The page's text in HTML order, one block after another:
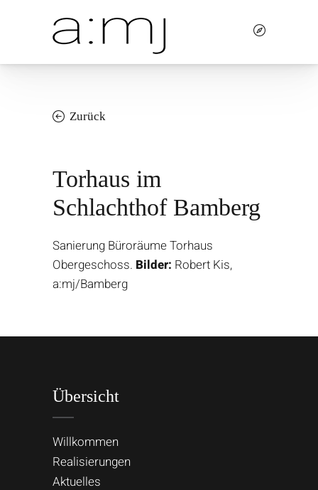
Zurück
Torhaus im
Schlachthof Bamberg
Sanierung Büroräume Torhaus
Obergeschoss. Bilder: Robert Kis,
a:mj/Bamberg
Übersicht
Willkommen
Realisierungen
Aktuelles